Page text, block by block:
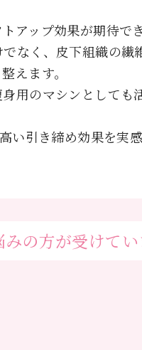
アップ効果が期待でき
なく、皮下組織の
えます。
用のマシンとして
引き締め効果を実感
みの方が受けて